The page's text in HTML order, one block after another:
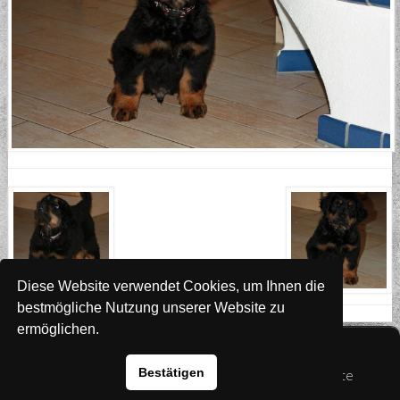
© 2026 Australian Shepherd - Hovawart - Zuchtstätte
Diese Website verwendet Cookies, um Ihnen die
bestmögliche Nutzung unserer Website zu
ermöglichen.
Bestätigen